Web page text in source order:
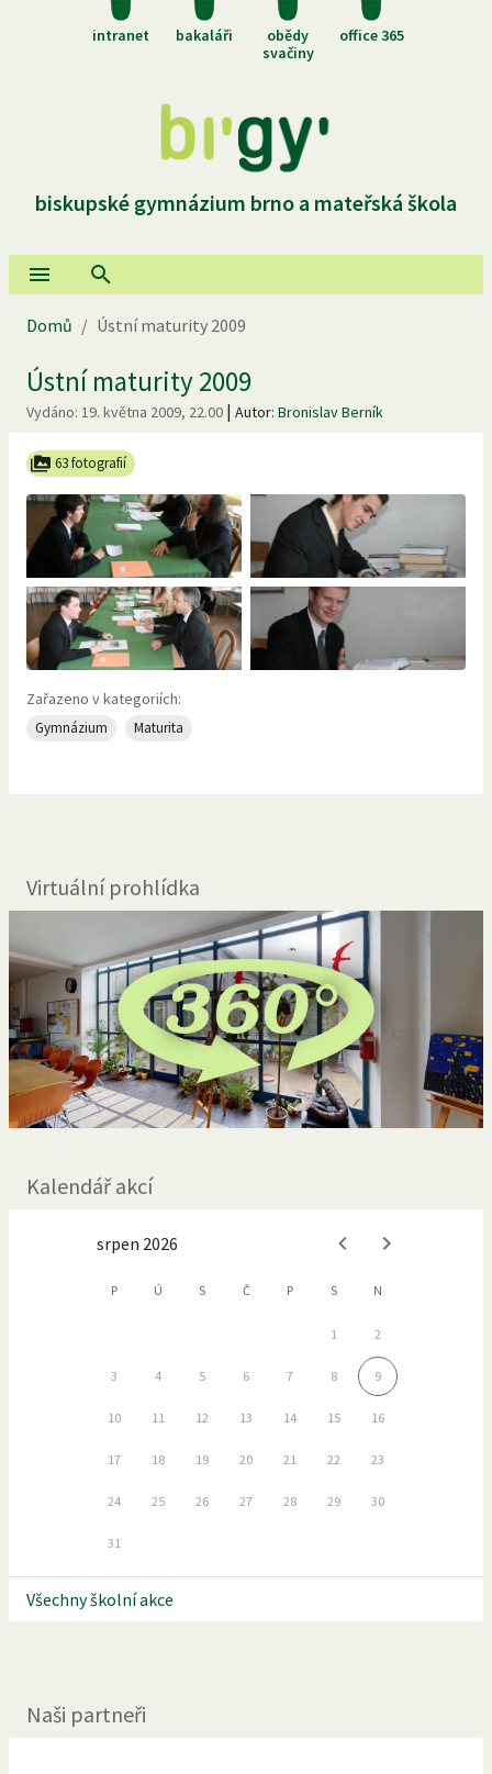
intranet bakaláři
obědy
svačiny
office 365
biskupské gymnázium brno a mateřská škola
Domů / Ústní maturity 2009
Ústní maturity 2009
Vydáno: 19. května 2009, 22.00 | Autor: Bronislav Berník
63 fotografií
Zařazeno v kategoriích:
Gymnázium Maturita
Virtuální prohlídka
Kalendář akcí
srpen 2026
P Ú S Č P S N
1 2
3 4 5 6 7 8 9
10 11 12 13 14 15 16
17 18 19 20 21 22 23
24 25 26 27 28 29 30
31
Všechny školní akce
Naši partneři